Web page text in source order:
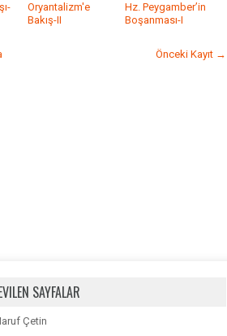
Oryantalizm'e
Bakış-II
Hz. Peygamber’in
Boşanması-I
Önceki Kayıt →
SAYFALAR
Çetin